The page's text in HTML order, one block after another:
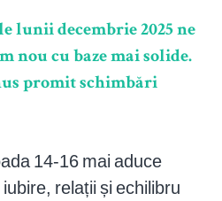
lunii decembrie 2025 ne
nou cu baze mai solide.
promit schimbări
14-16 mai aduce
relații și echilibru